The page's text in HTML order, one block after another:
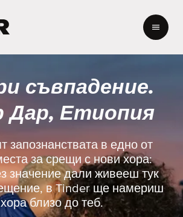
r
а
а
л
о
съвпадение.
Дар, Етиопия
запознанствата в едно от
за срещи с нови хора:
значение дали живееш тук
в Tinder ще намериш
близо до теб.